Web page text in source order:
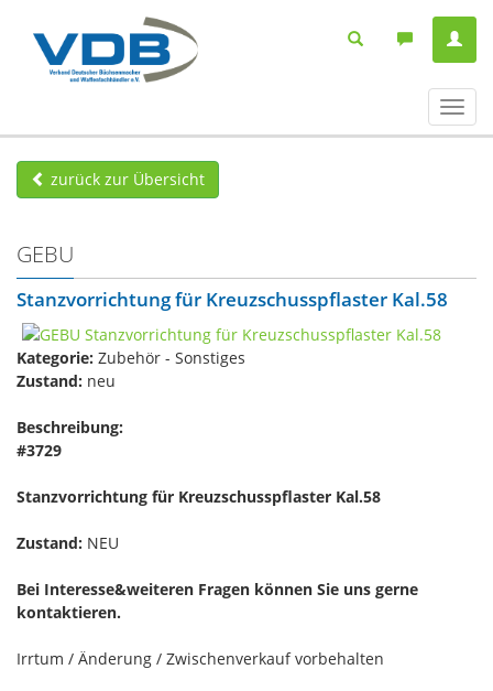
ein-/
zurück zur Übersicht
GEBU
Stanzvorrichtung für Kreuzschusspflaster Kal.58
Kategorie: Zubehör - Sonstiges
Zustand: neu
Beschreibung:
#3729
Stanzvorrichtung für Kreuzschusspflaster Kal.58
Zustand: NEU
Bei Interesse&weiteren Fragen können Sie uns gerne
kontaktieren.
Irrtum / Änderung / Zwischenverkauf vorbehalten